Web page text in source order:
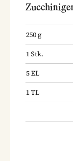
250g
1Stk.
5EL
1TL